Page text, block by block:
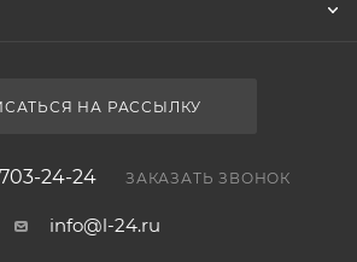
НА РАССЫЛКУ
24-24 ЗАКАЗАТЬ ЗВОНОК
info@l-24.ru